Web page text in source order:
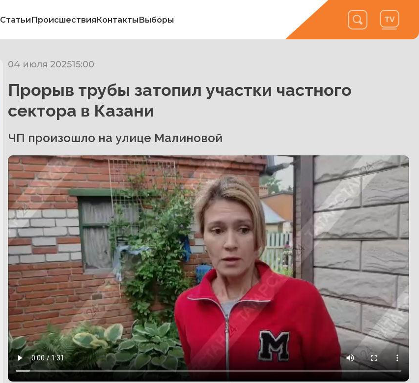
СтатьиПроисшествияКонтактыВыборы
04 июля 202515:00
Прорыв трубы затопил участки частного
сектора в Казани
ЧП произошло на улице Малиновой